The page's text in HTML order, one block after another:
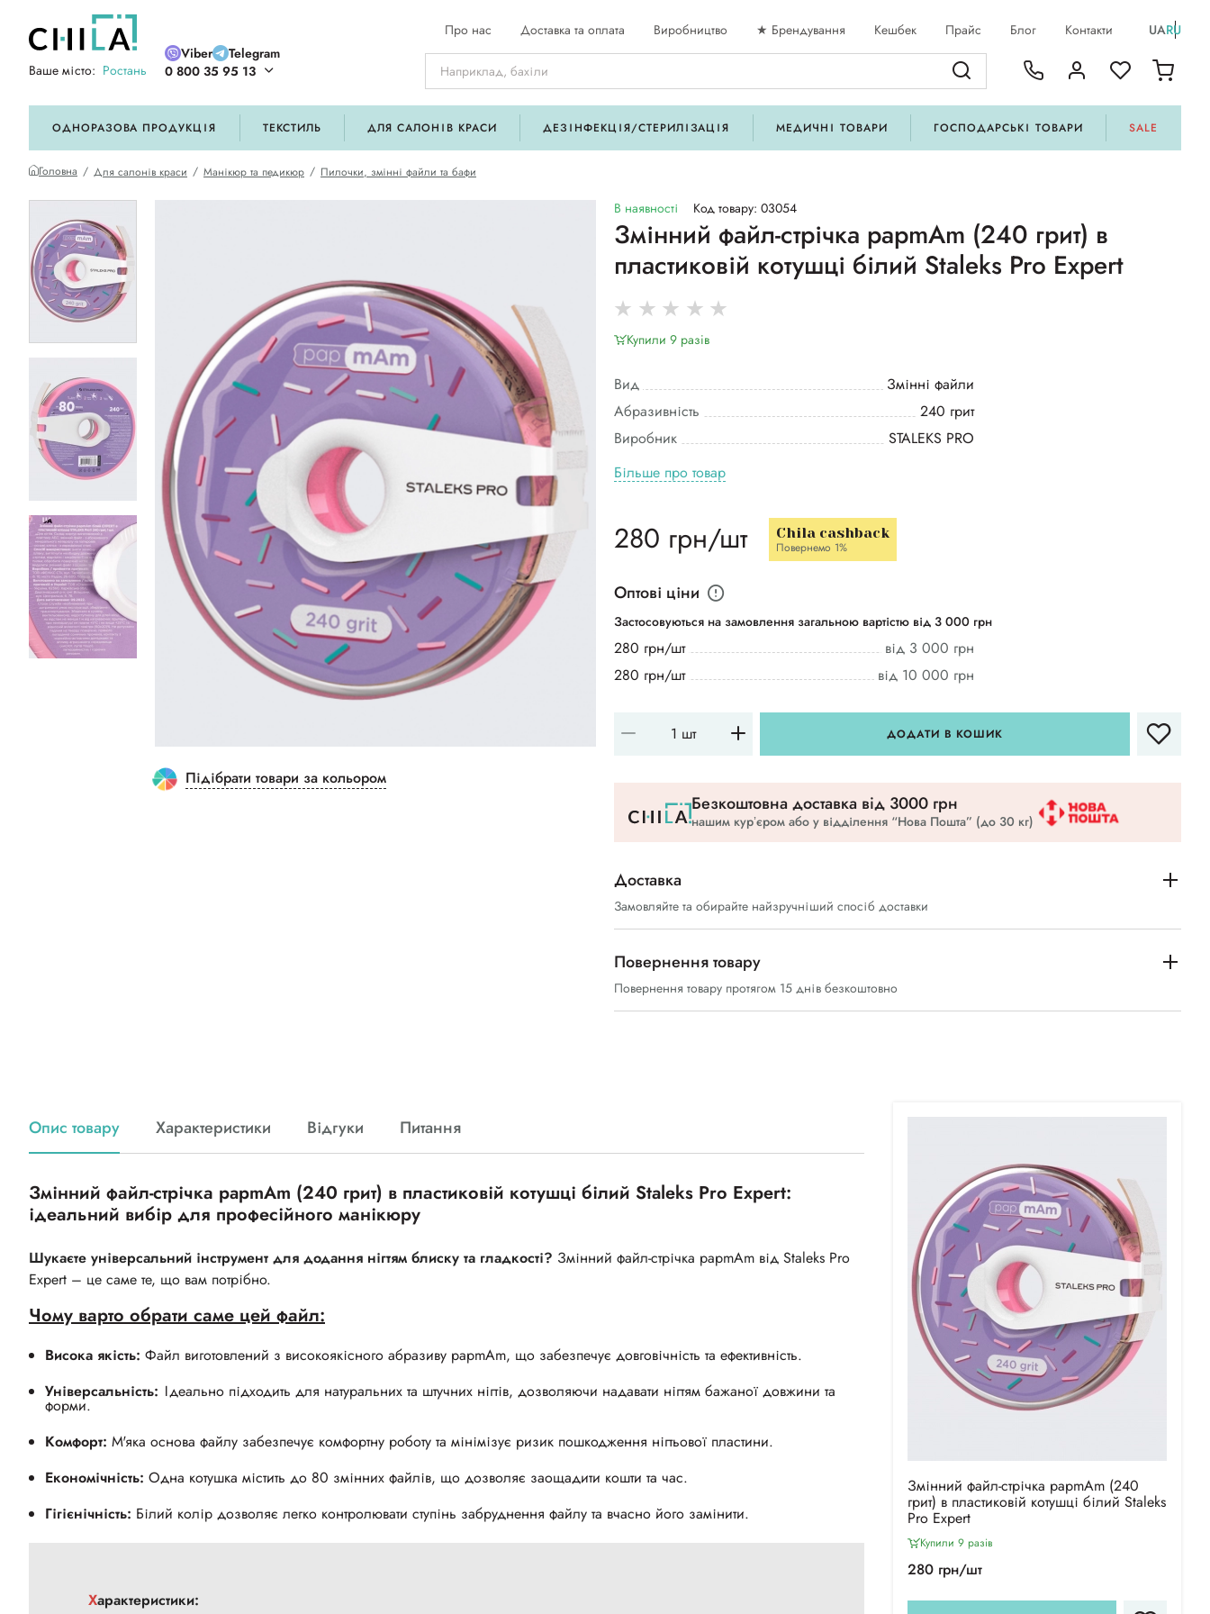
Ваше місто: Ростань
Viber
Telegram
0 800 35 95 13
Про нас Доставка та оплата Виробництво ★ Брендування Кешбек Прайс Блог Контакти UARU
ОДНОРАЗОВА ПРОДУКЦІЯ ТЕКСТИЛЬ ДЛЯ САЛОНІВ КРАСИ ДЕЗІНФЕКЦІЯ/СТЕРИЛІЗАЦІЯ МЕДИЧНІ ТОВАРИ ГОСПОДАРСЬКІ ТОВАРИ SALE
Головна Для салонів краси Манікюр та педикюр Пилочки, змінні файли та бафи
Підібрати товари за кольором
В наявності Код товару: 03054
Змінний файл-стрічка papmAm (240 грит) в
пластиковій котушці білий Staleks Pro Expert
Купили 9 разiв
Вид
Змінні файли
Абразивність
240 грит
Виробник
STALEKS PRO
Більше про товар
280 грн/шт Chila cashback
Повернемо 1%
Оптові ціни
Застосовуються на замовлення загальною вартістю від 3 000 грн
280 грн/шт
від 3 000 грн
280 грн/шт
від 10 000 грн
ДОДАТИ В КОШИК
Безкоштовна доставка вiд 3000 грн
нашим курʼєром або у відділення “Нова Пошта” (до 30 кг)
Доставка
Замовляйте та обирайте найзручніший спосіб доставки
Повернення товару
Повернення товару протягом 15 днів безкоштовно
Опис товару Характеристики Відгуки Питання
Змінний файл-стрічка papmAm (240 грит) в пластиковій котушці білий Staleks Pro Expert:
ідеальний вибір для професійного манікюру
Шукаєте універсальний інструмент для додання нігтям блиску та гладкості? Змінний файл-стрічка papmAm від Staleks Pro
Expert – це саме те, що вам потрібно.
Чому варто обрати саме цей файл:
Висока якість: Файл виготовлений з високоякісного абразиву papmAm, що забезпечує довговічність та ефективність.
Універсальність: Ідеально підходить для натуральних та штучних нігтів, дозволяючи надавати нігтям бажаної довжини та
форми.
Комфорт: М'яка основа файлу забезпечує комфортну роботу та мінімізує ризик пошкодження нігтьової пластини.
Економічність: Одна котушка містить до 80 змінних файлів, що дозволяє заощадити кошти та час.
Гігієнічність: Білий колір дозволяє легко контролювати ступінь забруднення файлу та вчасно його замінити.
Характеристики:
Змінний файл-стрічка papmAm (240
грит) в пластиковій котушці білий Staleks
Pro Expert
Купили 9 разiв
280 грн/шт